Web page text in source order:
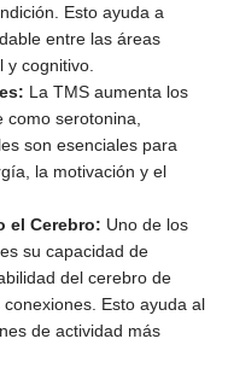
Esto ayuda a
entre las áreas
cognitivo.
La TMS aumenta los
serotonina,
son esenciales para
la motivación y el
el Cerebro: Uno de los
su capacidad de
del cerebro de
Esto ayuda al
de actividad más